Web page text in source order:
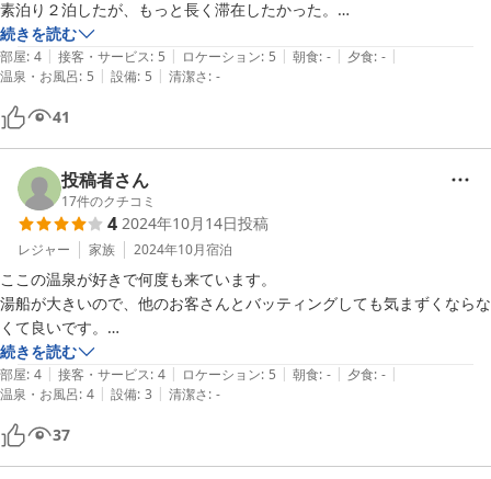
素泊り２泊したが、もっと長く滞在したかった。
部屋は１Fで温泉のそばだったので、寒くなったら温泉直行した。
冷蔵庫は小さいが部屋にあり、電子レンジ・ポットなどは共有場所にあ
るため、
食べ物持参すればゆっくりと過ごせる。是非また訪れたい。
ブルーリゾートさんの宿らしいので、ぜひスキー場共々、存続してほし
続きを読む
部屋: 4 | 接客・サービス: 5 | ロケーション: 5 | 朝食: - | 夕食: - |
温泉・お風呂: 5 | 設備: 5 | 清潔さ: -
41
投稿者さん
17件のクチコミ
4 2024年10月14日投稿
レジャー 家族 2024年10月宿泊
ここの温泉が好きで何度も来ています。
湯船が大きいので、他のお客さんとバッティングしても気まずくならな
くて良いです。
数年前から素泊まり宿に切り替えたようで、昔を知る者からすると少し
味気なく寂しさは感じますが、この宿が存続してくれていることが何よ
りありがたいです。
ただ、今回は寒くなってきたせいか、カランからお湯がなかなか出なく
て困りました。
カラン全部と脱衣所の洗面台までお湯を10分以上出しっぱなしにして
続きを読む
部屋: 4 | 接客・サービス: 4 | ロケーション: 5 | 朝食: - | 夕食: - |
温泉・お風呂: 4 | 設備: 3 | 清潔さ: -
37